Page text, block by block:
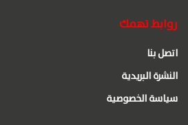
روابط تهمك
اتصل بنا
النشرة البريدية
سياسة الخصوصية